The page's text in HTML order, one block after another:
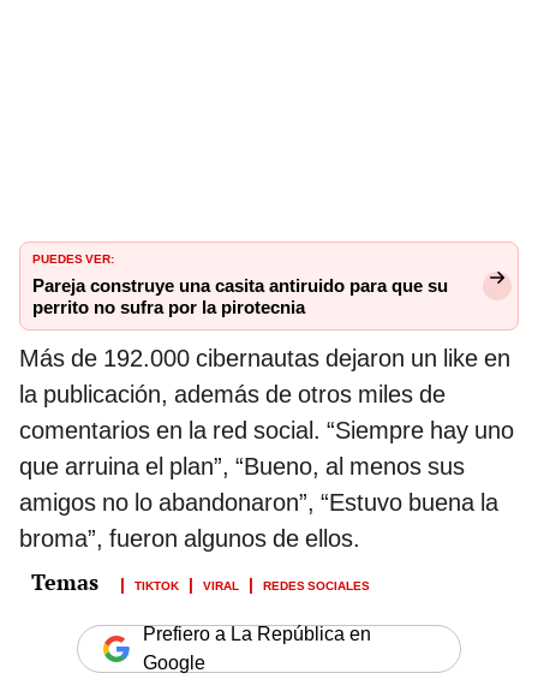
PUEDES VER:
Pareja construye una casita antiruido para que su
perrito no sufra por la pirotecnia
Más de 192.000 cibernautas dejaron un like en
la publicación, además de otros miles de
comentarios en la red social. “Siempre hay uno
que arruina el plan”, “Bueno, al menos sus
amigos no lo abandonaron”, “Estuvo buena la
broma”, fueron algunos de ellos.
TIKTOK VIRAL REDES SOCIALES
Prefiero a La República en
Google